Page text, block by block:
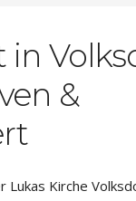
in
&
Lukas Kirche